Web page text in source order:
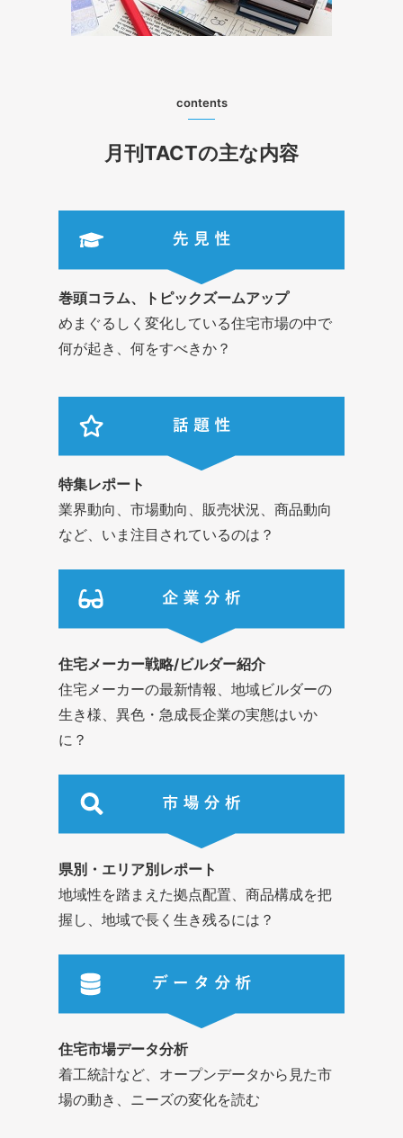
contents
月刊TACTの主な内容
巻頭コラム、トピックズームアップ
めまぐるしく変化している住宅市場の中で
何が起き、何をすべきか？
特集レポート
業界動向、市場動向、販売状況、商品動向
など、いま注目されているのは？
住宅メーカー戦略/ビルダー紹介
住宅メーカーの最新情報、地域ビルダーの
生き様、異色・急成長企業の実態はいか
に？
県別・エリア別レポート
地域性を踏まえた拠点配置、商品構成を把
握し、地域で長く生き残るには？
住宅市場データ分析
着工統計など、オープンデータから見た市
場の動き、ニーズの変化を読む